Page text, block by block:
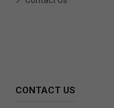
CONTACT US